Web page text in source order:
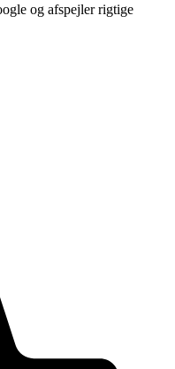
og afspejler rigtige